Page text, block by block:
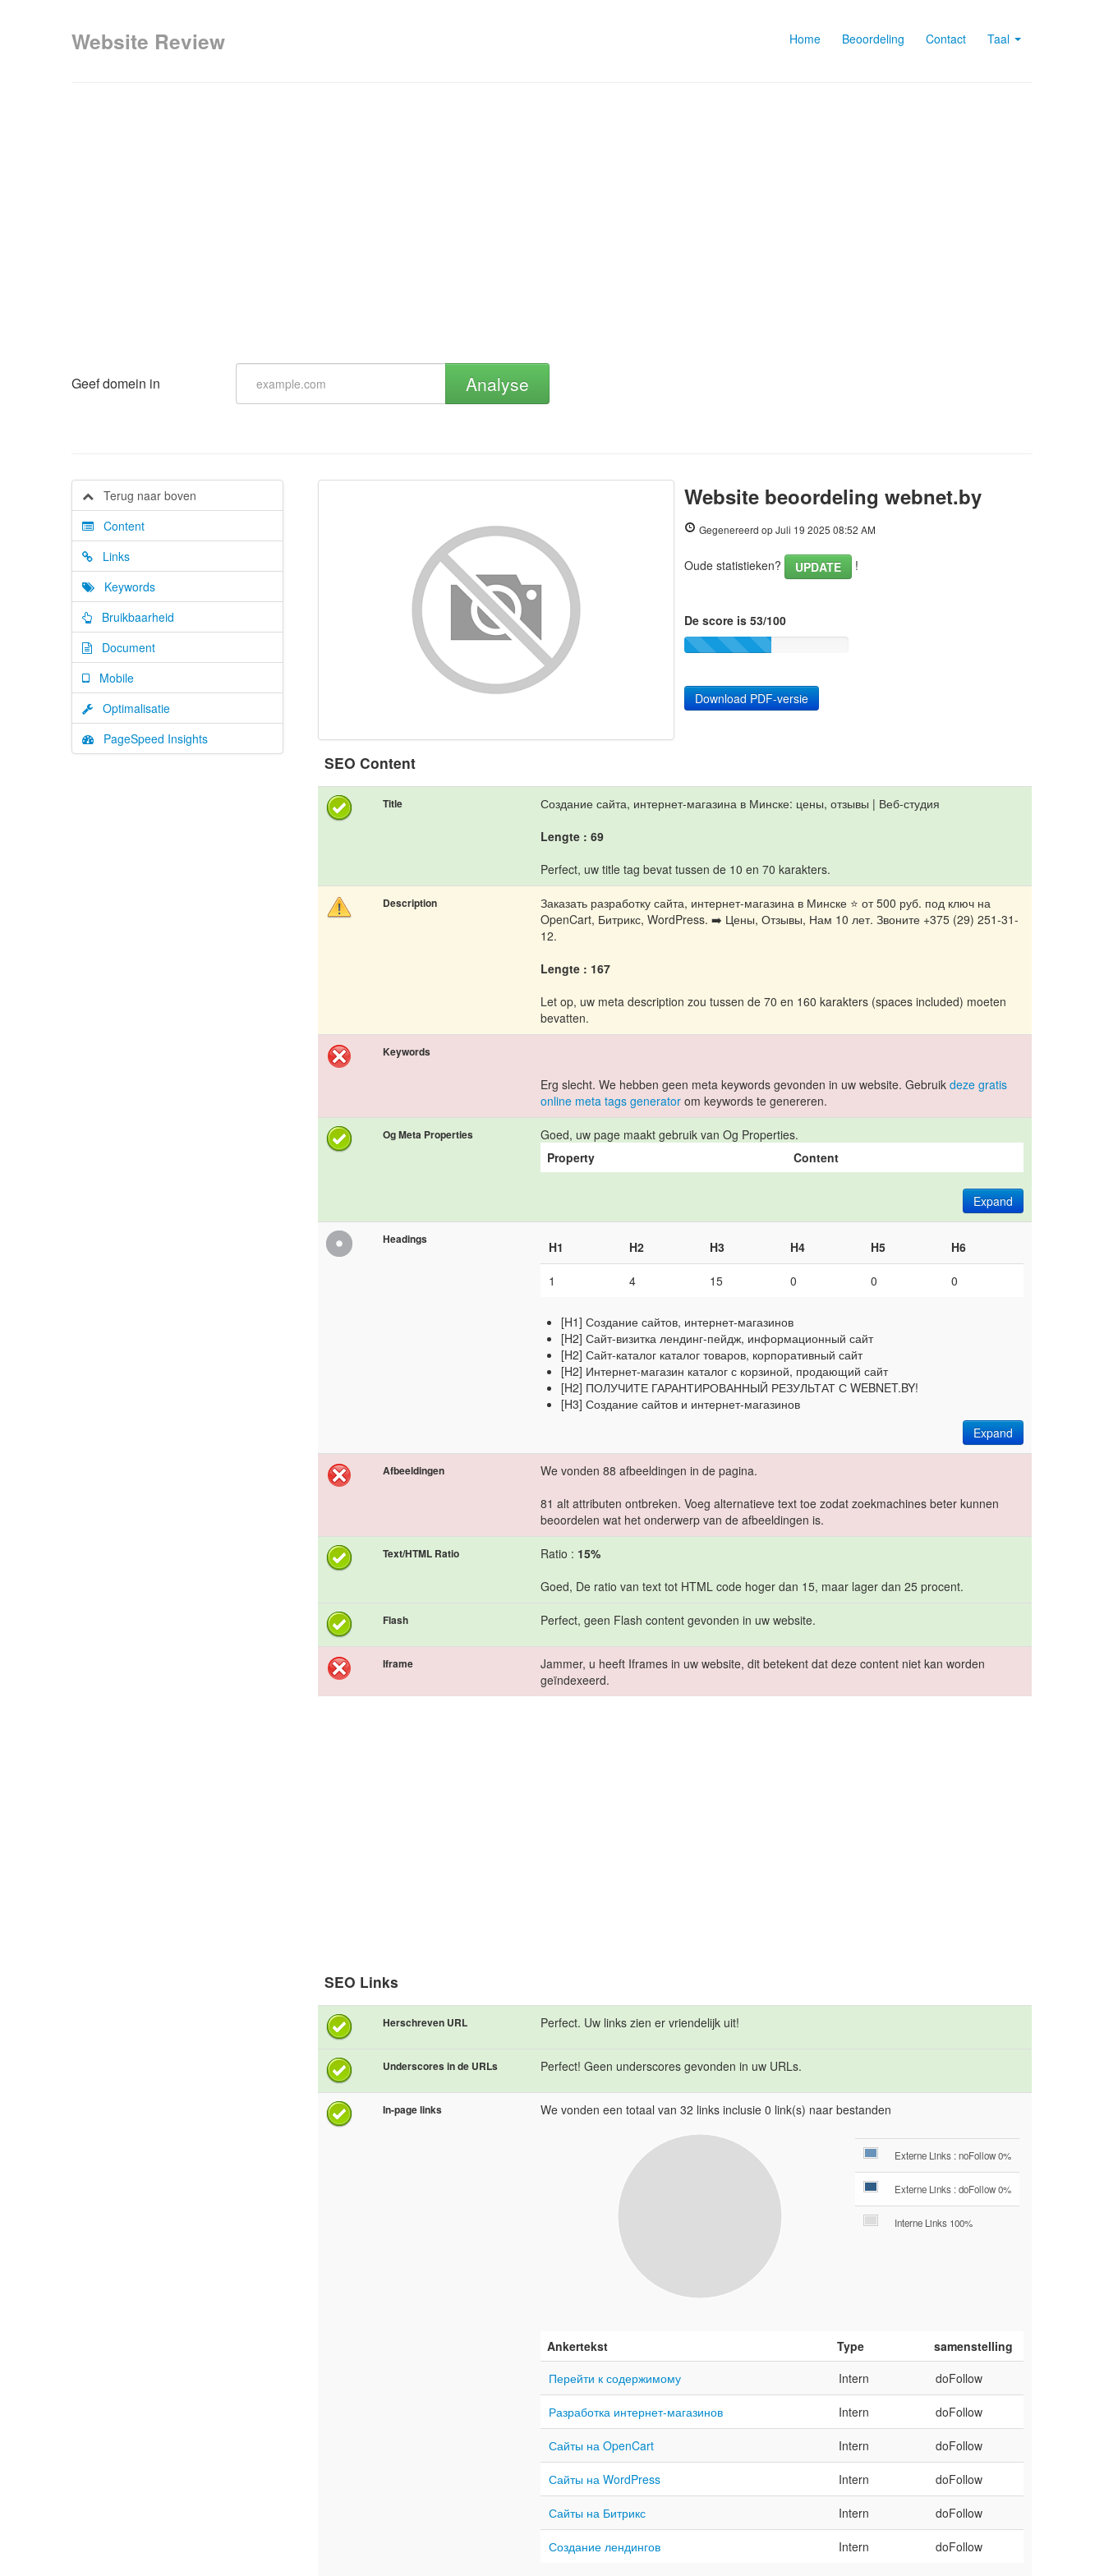
Home Beoordeling Contact Taal
Website Review
Geef domein in Analyse
Terug naar boven
Content
Links
Keywords
Bruikbaarheid
Document
Mobile
Optimalisatie
PageSpeed Insights
Website beoordeling webnet.by
Gegenereerd op Juli 19 2025 08:52 AM
Oude statistieken? UPDATE !
De score is 53/100
Download PDF-versie
SEO Content
Title
Создание сайта, интернет-магазина в Минске: цены, отзывы | Веб-студия
Lengte : 69
Perfect, uw title tag bevat tussen de 10 en 70 karakters.
Description
Заказать разработку сайта, интернет-магазина в Минске ⭐ от 500 руб. под ключ на
OpenCart, Битрикс, WordPress. ➡️ Цены, Отзывы, Нам 10 лет. Звоните +375 (29) 251-31-
12.
Lengte : 167
Let op, uw meta description zou tussen de 70 en 160 karakters (spaces included) moeten
bevatten.
Keywords
Erg slecht. We hebben geen meta keywords gevonden in uw website. Gebruik deze gratis
online meta tags generator om keywords te genereren.
Og Meta Properties
Goed, uw page maakt gebruik van Og Properties.
Property
Content
Expand
Headings H1 H2 H3 H4 H5 H6
1 4 15 0 0 0
[H1] Создание сайтов, интернет-магазинов
[H2] Сайт-визитка лендинг-пейдж, информационный сайт
[H2] Сайт-каталог каталог товаров, корпоративный сайт
[H2] Интернет-магазин каталог с корзиной, продающий сайт
[H2] ПОЛУЧИТЕ ГАРАНТИРОВАННЫЙ РЕЗУЛЬТАТ С WEBNET.BY!
[H3] Создание сайтов и интернет-магазинов
Expand
Afbeeldingen
We vonden 88 afbeeldingen in de pagina.
81 alt attributen ontbreken. Voeg alternatieve text toe zodat zoekmachines beter kunnen
beoordelen wat het onderwerp van de afbeeldingen is.
Text/HTML Ratio Ratio : 15%
Goed, De ratio van text tot HTML code hoger dan 15, maar lager dan 25 procent.
Flash Perfect, geen Flash content gevonden in uw website.
Iframe
Jammer, u heeft Iframes in uw website, dit betekent dat deze content niet kan worden
geïndexeerd.
SEO Links
Herschreven URL Perfect. Uw links zien er vriendelijk uit!
Underscores in de URLs Perfect! Geen underscores gevonden in uw URLs.
In-page links We vonden een totaal van 32 links inclusie 0 link(s) naar bestanden
Externe Links : noFollow 0%
Externe Links : doFollow 0%
Interne Links 100%
Ankertekst Type
samenstelling
Перейти к содержимому
Intern doFollow
Разработка интернет-магазинов Intern doFollow
Сайты на OpenCart Intern doFollow
Сайты на WordPress Intern doFollow
Сайты на Битрикс Intern doFollow
Создание лендингов Intern doFollow